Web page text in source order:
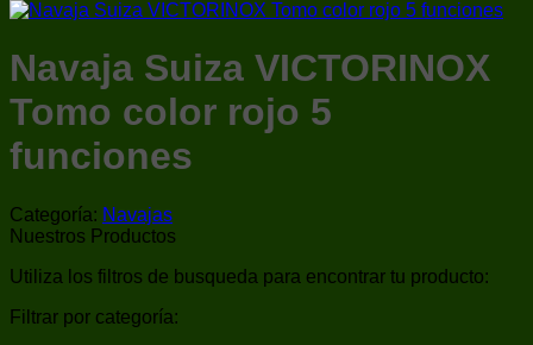
Navaja Suiza VICTORINOX
Tomo color rojo 5
funciones
Categoría: Navajas
Nuestros Productos
Utiliza los filtros de busqueda para encontrar tu producto:
Filtrar por categoría: